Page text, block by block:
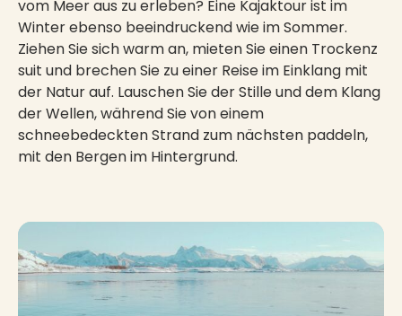
vom Meer aus zu erleben? Eine Kajaktour ist im
Winter ebenso beeindruckend wie im Sommer.
Ziehen Sie sich warm an, mieten Sie einen Trockenz
suit und brechen Sie zu einer Reise im Einklang mit
der Natur auf. Lauschen Sie der Stille und dem Klang
der Wellen, während Sie von einem
schneebedeckten Strand zum nächsten paddeln,
mit den Bergen im Hintergrund.